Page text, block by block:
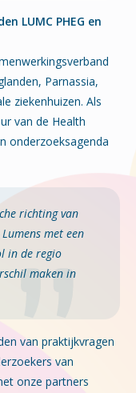
LUMC PHEG en
Parnassia,
ziekenhuizen. Als
van de Health
onderzoeksagenda
richting van
met een
in de regio
maken in
van praktijkvragen
van
onze partners